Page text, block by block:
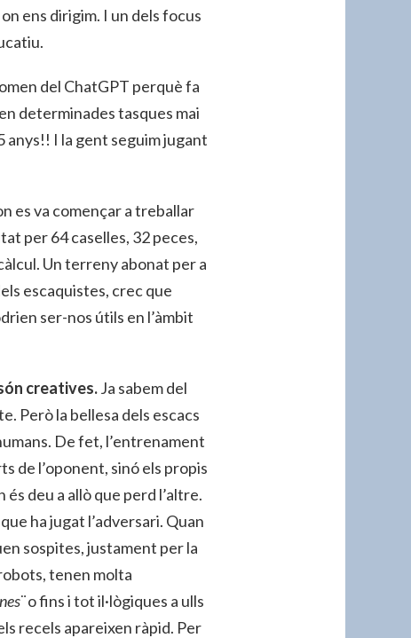
ens dirigim. I un dels focus
del ChatGPT perquè fa
determinades tasques mai
anys!! I la gent seguim jugant
es va començar a treballar
per 64 caselles, 32 peces,
Un terreny abonat per a
escaquistes, crec que
ser-nos útils en l’àmbit
creatives.Ja sabem del
Però la bellesa dels escacs
De fet, l’entrenament
de l’oponent, sinó els propis
és deu a allò que perd l’altre.
ha jugat l’adversari. Quan
sospites, justament per la
tenen molta
o fins i tot il·lògiques a ulls
recels apareixen ràpid. Per